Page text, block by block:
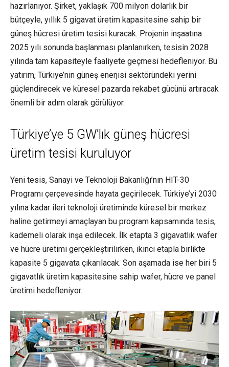
hazırlanıyor. Şirket, yaklaşık 700 milyon dolarlık bir
bütçeyle, yıllık 5 gigavat üretim kapasitesine sahip bir
güneş hücresi üretim tesisi kuracak. Projenin inşaatına
2025 yılı sonunda başlanması planlanırken, tesisin 2028
yılında tam kapasiteyle faaliyete geçmesi hedefleniyor. Bu
yatırım, Türkiye’nin güneş enerjisi sektöründeki yerini
güçlendirecek ve küresel pazarda rekabet gücünü artıracak
önemli bir adım olarak görülüyor.
Türkiye’ye 5 GW’lık güneş hücresi
üretim tesisi kuruluyor
Yeni tesis, Sanayi ve Teknoloji Bakanlığı’nın HIT-30
Programı çerçevesinde hayata geçirilecek. Türkiye’yi 2030
yılına kadar ileri teknoloji üretiminde küresel bir merkez
haline getirmeyi amaçlayan bu program kapsamında tesis,
kademeli olarak inşa edilecek. İlk etapta 3 gigavatlık wafer
ve hücre üretimi gerçekleştirilirken, ikinci etapla birlikte
kapasite 5 gigavata çıkarılacak. Son aşamada ise her biri 5
gigavatlık üretim kapasitesine sahip wafer, hücre ve panel
üretimi hedefleniyor.